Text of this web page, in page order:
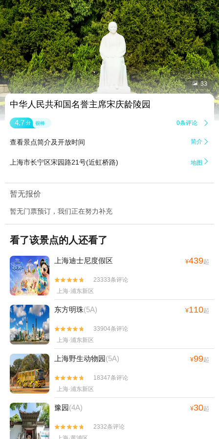
 33
中华人民共和国名誉主席宋庆龄陵园
4.7 分 很棒 0条评论 
查看景点简介及开放时间 简介 
上海市长宁区宋园路21号(近虹桥路) 地图 
暂无报价
暂无门票预订，我们正在努力补充
看了该景点的人还看了
上海迪士尼度假区 ¥439起


23333条评论
上海·浦东新区
东方明珠(5A) ¥110起


33904条评论
上海·浦东新区
上海野生动物园(5A) ¥99起


18347条评论
上海·浦东新区
豫园(4A) ¥30起


2332条评论
